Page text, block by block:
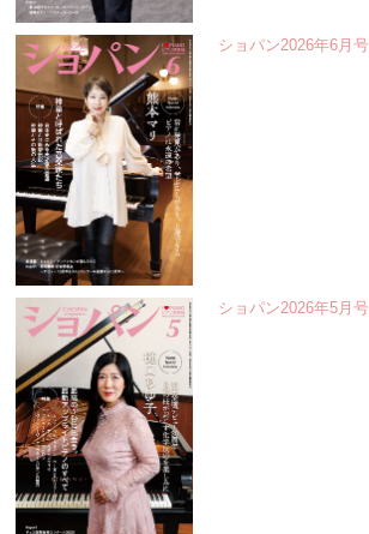
ショパン2026年6月号
ショパン2026年5月号